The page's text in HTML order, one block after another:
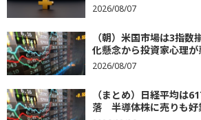
2026/08/07
（朝）米国市場は3指
化懸念から投資家心理
2026/08/07
（まとめ）日経平均は
落 半導体株に売りも好